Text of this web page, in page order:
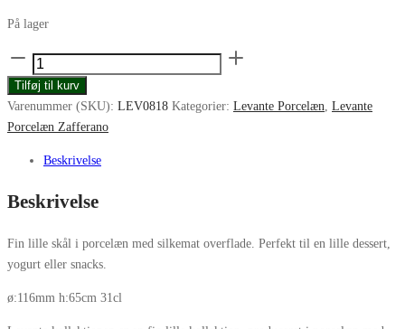
På lager
Zafferano
Levante
skål
ochra
Tilføj til kurv
Varenummer (SKU): LEV0818 Kategorier: Levante Porcelæn Levante
Porcelæn Zafferano
Beskrivelse
Beskrivelse
Fin lille skål i porcelæn med silkemat overflade. Perfekt til en lille dessert,
yogurt eller snacks.
ø:116mm h:65cm 31cl